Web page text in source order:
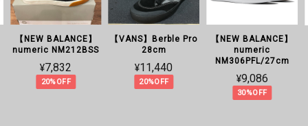
【NEW BALANCE】
numeric NM212BSS
¥7,832
20%OFF
【VANS】Berble Pro
28cm
¥11,440
20%OFF
【NEW BALANCE】
numeric
NM306PFL/27cm
¥9,086
30%OFF